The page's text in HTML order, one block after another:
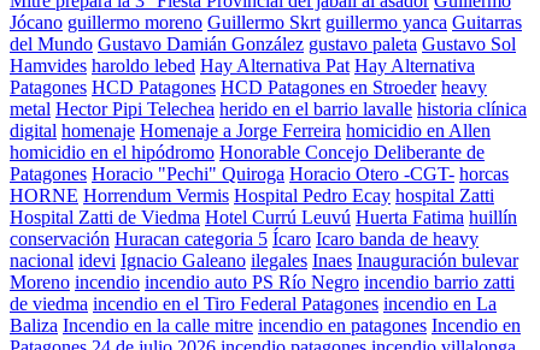
Jócano guillermo moreno Guillermo Skrt guillermo yanca Guitarras
del Mundo Gustavo Damián González gustavo paleta Gustavo Sol
Hamvides haroldo lebed Hay Alternativa Pat Hay Alternativa
Patagones HCD Patagones HCD Patagones en Stroeder heavy
metal Hector Pipi Telechea herido en el barrio lavalle historia clínica
digital homenaje Homenaje a Jorge Ferreira homicidio en Allen
homicidio en el hipódromo Honorable Concejo Deliberante de
Patagones Horacio "Pechi" Quiroga Horacio Otero -CGT- horcas
HORNE Horrendum Vermis Hospital Pedro Ecay hospital Zatti
Hospital Zatti de Viedma Hotel Currú Leuvú Huerta Fatima huillín
conservación Huracan categoria 5 Ícaro Icaro banda de heavy
nacional idevi Ignacio Galeano ilegales Inaes Inauguración bulevar
Moreno incendio incendio auto PS Río Negro incendio barrio zatti
de viedma incendio en el Tiro Federal Patagones incendio en La
Baliza Incendio en la calle mitre incendio en patagones Incendio en